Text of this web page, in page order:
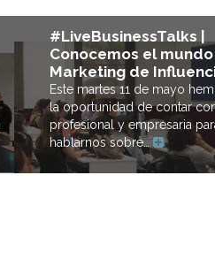
#LiveBusinessTalks |
Conocemos el
Marketing de
Este martes 11 de mayo
la oportunidad de contar
profesional y empresaria
hablarnos sobre…